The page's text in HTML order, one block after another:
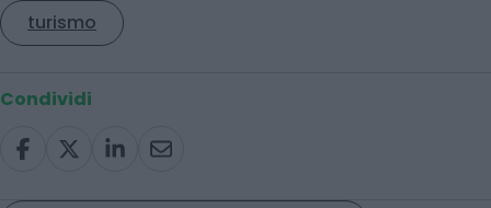
turismo
Condividi